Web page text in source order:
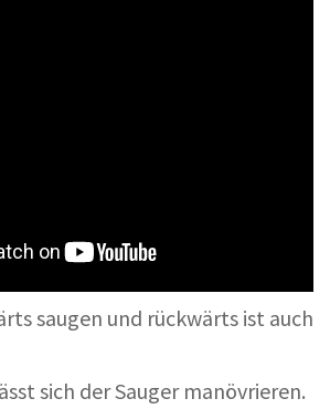
saugen und rückwärts ist auch
sich der Sauger manövrieren.